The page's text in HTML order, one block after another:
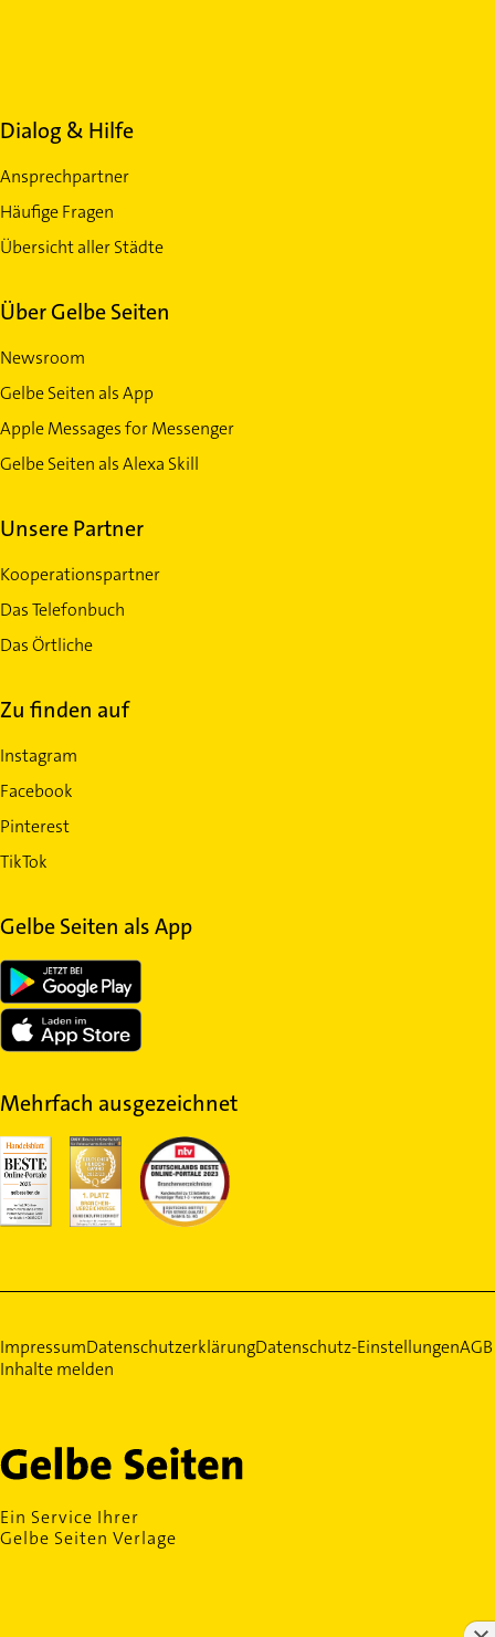
Dialog & Hilfe
Ansprechpartner
Häufige Fragen
Übersicht aller Städte
Über Gelbe Seiten
Newsroom
Gelbe Seiten als App
Apple Messages for Messenger
Gelbe Seiten als Alexa Skill
Unsere Partner
Kooperationspartner
Das Telefonbuch
Das Örtliche
Zu finden auf
Instagram
Facebook
Pinterest
TikTok
Gelbe Seiten als App
Mehrfach ausgezeichnet
ImpressumDatenschutzerklärungDatenschutz-EinstellungenAGB
Inhalte melden
Ein Service Ihrer
Gelbe Seiten Verlage